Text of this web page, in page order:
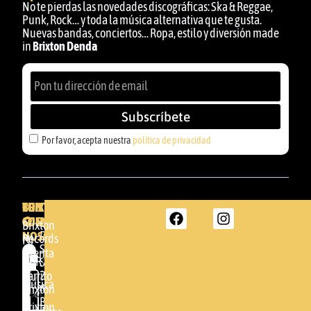
No te pierdas las novedades discográficas: Ska & Reggae,
Punk, Rock… y toda la música alternativa que te gusta.
Nuevas bandas, conciertos… Ropa, estilo y diversión made
in Brixton Denda
Por favor, acepta nuestra política de privacidad
Subscríbete
BRIXTON
DENDA -
SHOP
Somera
24
48005 -
BILBAO
BRIXTON
Brixton
Records
GBR
Música
Brixton
TU
CUENTA
Mi
cuenta
Carrito
Brixton
CONTACTA
CON
NOSOTROS
Por
favor,
acepta